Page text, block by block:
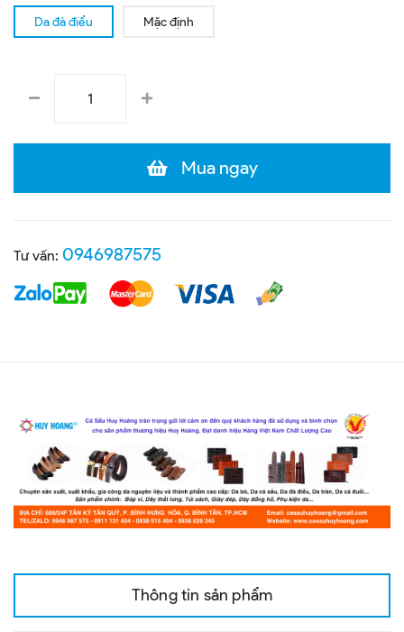
Da đà điểu Mặc định
Mua ngay
Tư vấn: 0946987575
Thông tin sản phẩm